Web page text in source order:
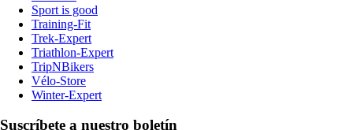
Sport is good
Training-Fit
Trek-Expert
Triathlon-Expert
TripNBikers
Vélo-Store
Winter-Expert
Suscríbete a nuestro boletín